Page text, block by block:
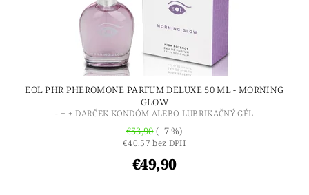
EOL PHR PHEROMONE PARFUM DELUXE 50 ML - MORNING
GLOW
- + + DARČEK KONDÓM ALEBO LUBRIKAČNÝ GÉL
€53,90(–7 %)
€40,57 bez DPH
€49,90